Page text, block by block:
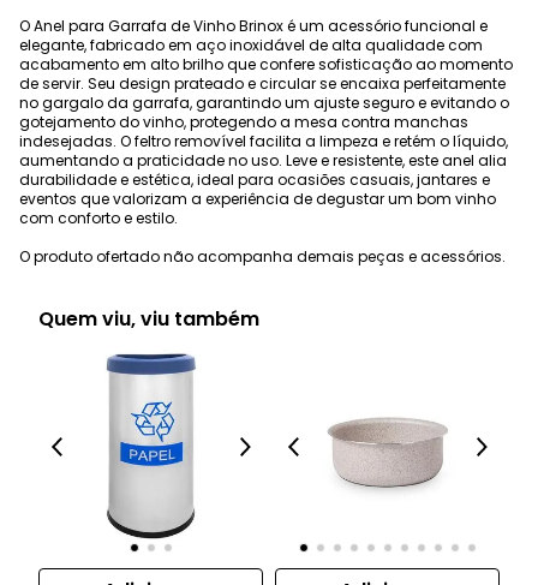
O Anel para Garrafa de Vinho Brinox é um acessório funcional e
elegante, fabricado em aço inoxidável de alta qualidade com
acabamento em alto brilho que confere sofisticação ao momento
de servir. Seu design prateado e circular se encaixa perfeitamente
no gargalo da garrafa, garantindo um ajuste seguro e evitando o
gotejamento do vinho, protegendo a mesa contra manchas
indesejadas. O feltro removível facilita a limpeza e retém o líquido,
aumentando a praticidade no uso. Leve e resistente, este anel alia
durabilidade e estética, ideal para ocasiões casuais, jantares e
eventos que valorizam a experiência de degustar um bom vinho
com conforto e estilo.
O produto ofertado não acompanha demais peças e acessórios.
Quem viu, viu também